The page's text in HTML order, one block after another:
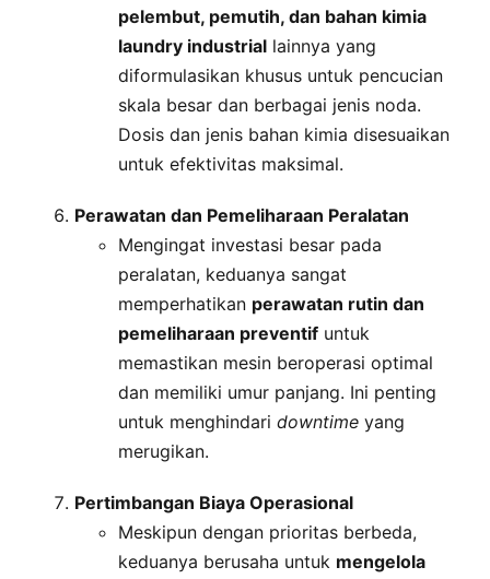
pelembut, pemutih, dan bahan kimia
laundry industrial lainnya yang
diformulasikan khusus untuk pencucian
skala besar dan berbagai jenis noda.
Dosis dan jenis bahan kimia disesuaikan
untuk efektivitas maksimal.
Perawatan dan Pemeliharaan Peralatan
Mengingat investasi besar pada
peralatan, keduanya sangat
memperhatikan perawatan rutin dan
pemeliharaan preventif untuk
memastikan mesin beroperasi optimal
dan memiliki umur panjang. Ini penting
untuk menghindari downtime yang
merugikan.
Pertimbangan Biaya Operasional
Meskipun dengan prioritas berbeda,
keduanya berusaha untuk mengelola